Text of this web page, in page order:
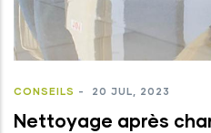
CONSEILS - 20 JUL, 2023
Nettoyage après